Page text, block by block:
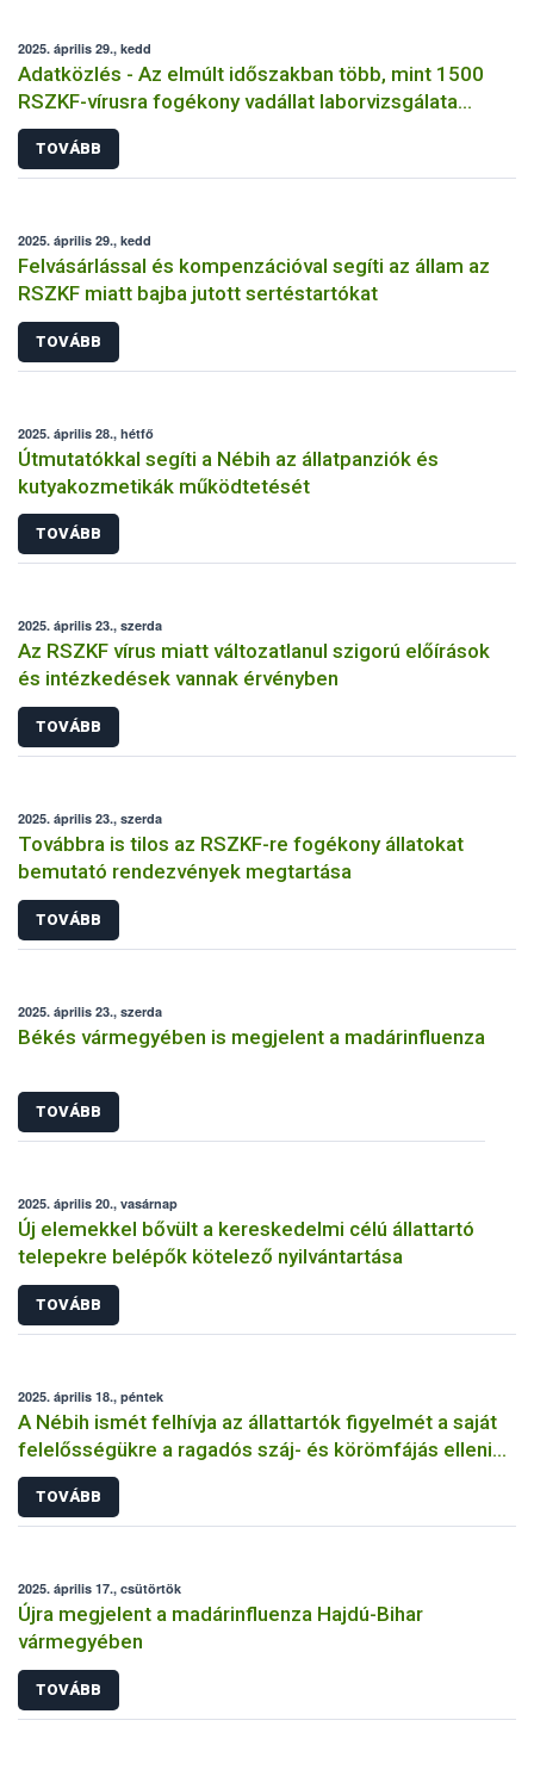
2025. április 29., kedd
Adatközlés - Az elmúlt időszakban több, mint 1500
RSZKF-vírusra fogékony vadállat laborvizsgálata
történt meg, mind negatív
TOVÁBB
2025. április 29., kedd
Felvásárlással és kompenzációval segíti az állam az
RSZKF miatt bajba jutott sertéstartókat
TOVÁBB
2025. április 28., hétfő
Útmutatókkal segíti a Nébih az állatpanziók és
kutyakozmetikák működtetését
TOVÁBB
2025. április 23., szerda
Az RSZKF vírus miatt változatlanul szigorú előírások
és intézkedések vannak érvényben
TOVÁBB
2025. április 23., szerda
Továbbra is tilos az RSZKF-re fogékony állatokat
bemutató rendezvények megtartása
TOVÁBB
2025. április 23., szerda
Békés vármegyében is megjelent a madárinfluenza
TOVÁBB
2025. április 20., vasárnap
Új elemekkel bővült a kereskedelmi célú állattartó
telepekre belépők kötelező nyilvántartása
TOVÁBB
2025. április 18., péntek
A Nébih ismét felhívja az állattartók figyelmét a saját
felelősségükre a ragadós száj- és körömfájás elleni
védekezésben
TOVÁBB
2025. április 17., csütörtök
Újra megjelent a madárinfluenza Hajdú-Bihar
vármegyében
TOVÁBB